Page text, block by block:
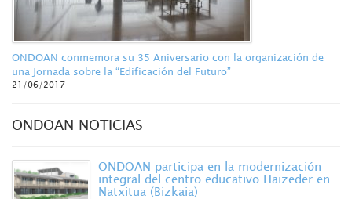
ONDOAN conmemora su 35 Aniversario con la organización de
una Jornada sobre la “Edificación del Futuro”
21/06/2017
ONDOAN NOTICIAS
ONDOAN participa en la modernización
integral del centro educativo Haizeder en
Natxitua (Bizkaia)